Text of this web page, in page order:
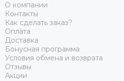
О компании
Контакты
Как сделать заказ?
Оплата
Доставка
Бонусная программа
Условия обмена и возврата
Отзывы
Акции